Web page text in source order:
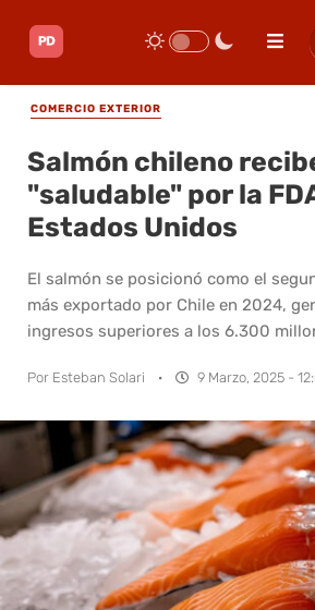
COMERCIO EXTERIOR
Salmón chileno
"saludable" por la
Estados Unidos
El salmón se posicionó como el
más exportado por Chile en 2024,
ingresos superiores a los 6.300
Por Esteban Solari · 9 Marzo, 2025 -